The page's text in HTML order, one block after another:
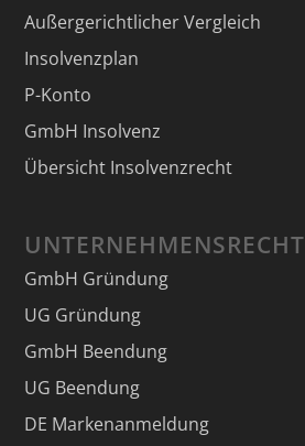
Außergerichtlicher Vergleich
Insolvenzplan
P-Konto
GmbH Insolvenz
Übersicht Insolvenzrecht
UNTERNEHMENSRECHT
GmbH Gründung
UG Gründung
GmbH Beendung
UG Beendung
DE Markenanmeldung